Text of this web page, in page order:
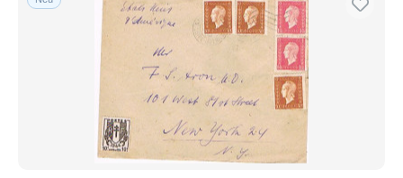
Frankreich
1900-1945
1944-45 Marianne (Dulac)
Auktionen mit Geboten
Auktionen ohne Gebote
Auktionshäuser
Alle Laufzeiten